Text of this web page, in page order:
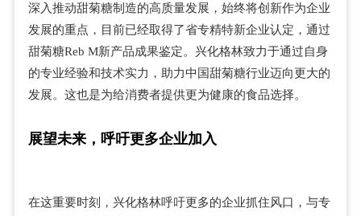
深入推动甜菊糖制造的高质量发展，始终将创新作为企业
发展的重点，目前已经取得了省专精特新企业认定，通过
甜菊糖Reb M新产品成果鉴定。兴化格林致力于通过自身
的专业经验和技术实力，助力中国甜菊糖行业迈向更大的
发展。这也是为给消费者提供更为健康的食品选择。
展望未来，呼吁更多企业加入
在这重要时刻，兴化格林呼吁更多的企业抓住风口，与专